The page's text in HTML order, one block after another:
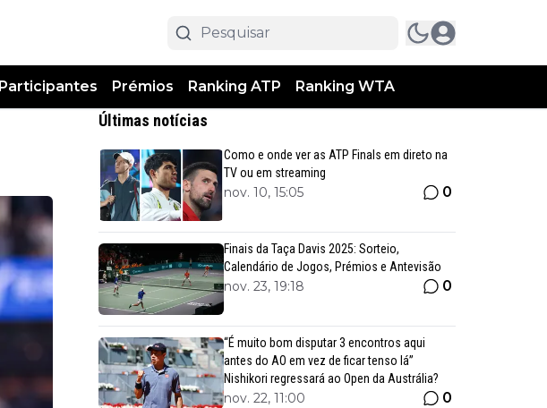
Prémios Ranking ATP Ranking WTA
Últimas notícias
Como e onde ver as ATP Finals em direto na
TV ou em streaming
nov. 10, 15:05 0
Finais da Taça Davis 2025: Sorteio,
Calendário de Jogos, Prémios e Antevisão
nov. 23, 19:18 0
“É muito bom disputar 3 encontros aqui
antes do AO em vez de ficar tenso lá”
Nishikori regressará ao Open da Austrália?
nov. 22, 11:00 0